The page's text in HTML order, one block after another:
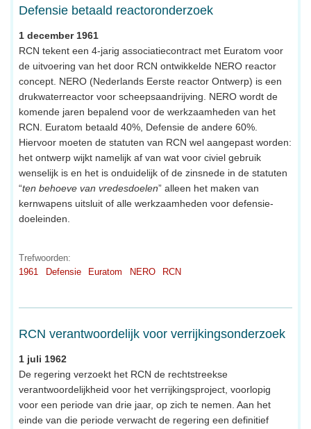
Defensie betaald reactoronderzoek
1 december 1961
RCN tekent een 4-jarig associatiecontract met Euratom voor
de uitvoering van het door RCN ontwikkelde NERO reactor
concept. NERO (Nederlands Eerste reactor Ontwerp) is een
drukwaterreactor voor scheepsaandrijving. NERO wordt de
komende jaren bepalend voor de werkzaamheden van het
RCN. Euratom betaald 40%, Defensie de andere 60%.
Hiervoor moeten de statuten van RCN wel aangepast worden:
het ontwerp wijkt namelijk af van wat voor civiel gebruik
wenselijk is en het is onduidelijk of de zinsnede in de statuten
“ten behoeve van vredesdoelen” alleen het maken van
kernwapens uitsluit of alle werkzaamheden voor defensie-
doeleinden.
Trefwoorden:
1961
Defensie Euratom NERO RCN
RCN verantwoordelijk voor verrijkingsonderzoek
1 juli 1962
De regering verzoekt het RCN de rechtstreekse
verantwoordelijkheid voor het verrijkingsproject, voorlopig
voor een periode van drie jaar, op zich te nemen. Aan het
einde van die periode verwacht de regering een definitief